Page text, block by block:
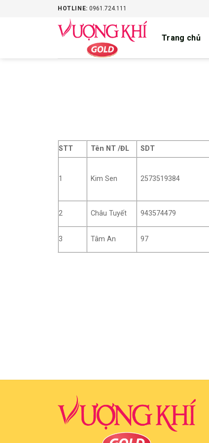
HOTLINE:0961.724.111
Trang chủ
STT Tên NT /ĐL SDT
1 Kim Sen 2573519384
2 Châu Tuyết 943574479
3 Tâm An 97